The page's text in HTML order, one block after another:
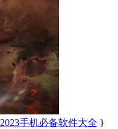
2023手机必备软件大全 }